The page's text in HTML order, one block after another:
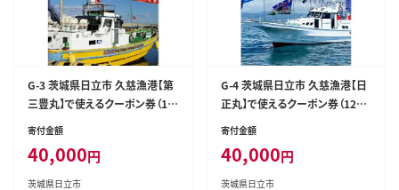
G-3 茨城県日立市 久慈漁港【第
三豊丸】で使えるクーポン券（12
000円分）
寄付金額
40,000円
茨城県日立市
G-4 茨城県日立市 久慈漁港【日
正丸】で使えるクーポン券（1200
0円分）
寄付金額
40,000円
茨城県日立市